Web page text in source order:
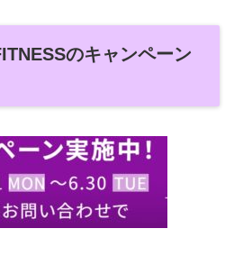
のキャンペーン